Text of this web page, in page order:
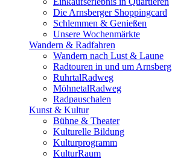
Die Arnsberger Shoppingcard
Schlemmen & Genießen
Unsere Wochenmärkte
Wandern & Radfahren
Wandern nach Lust & Laune
Radtouren in und um Arnsberg
RuhrtalRadweg
MöhnetalRadweg
Radpauschalen
Kunst & Kultur
Bühne & Theater
Kulturelle Bildung
Kulturprogramm
KulturRaum